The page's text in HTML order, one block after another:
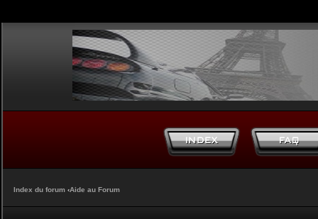
Index du forum ‹Aide au Forum